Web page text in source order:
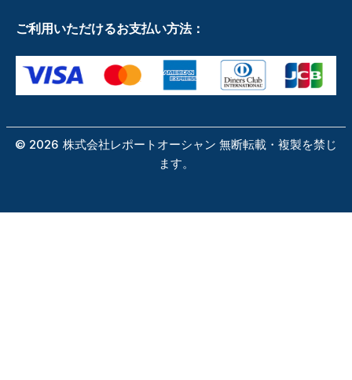
ご利用いただけるお支払い方法：
© 2026 株式会社レポートオーシャン 無断転載・複製を禁じ
ます。